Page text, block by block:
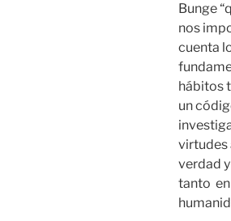
Bunge
nos
cuenta
hábitos
un
virtudes
verdad
tanto en